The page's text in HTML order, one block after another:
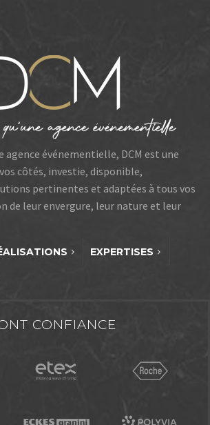
agence événementielle, DCM est une
côtés, investie, disponible,
pertinentes et adaptées à tous vos
de leur envergure, leur nature et leur
EXPERTISES
CONFIANCE